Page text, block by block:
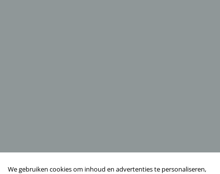
We gebruiken cookies om inhoud en advertenties te personaliseren,